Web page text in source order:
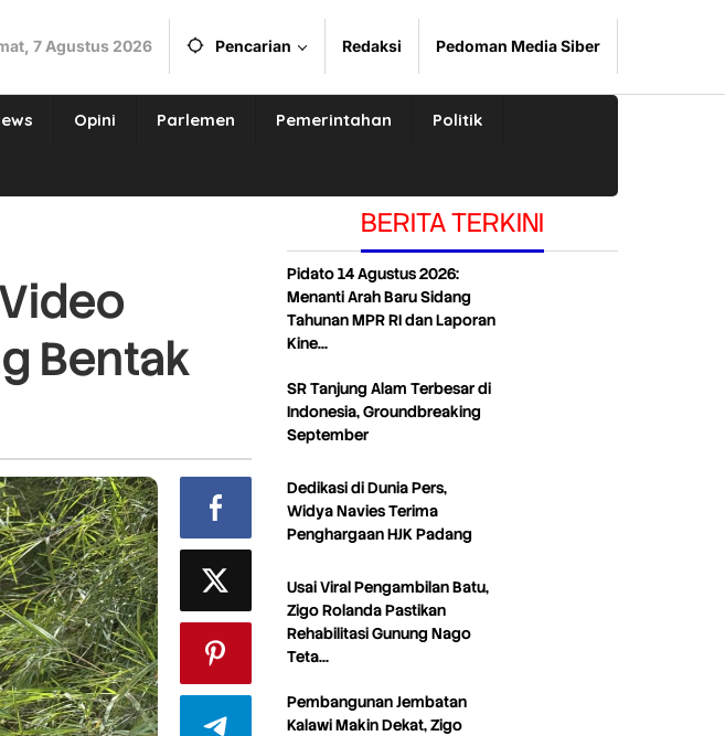
7 Agustus 2026 Pencarian Redaksi Pedoman Media Siber
Opini Parlemen Pemerintahan Politik
Bentak
BERITA TERKINI
Pidato 14 Agustus 2026:
Menanti Arah Baru Sidang
Tahunan MPR RI dan Laporan
Kine…
SR Tanjung Alam Terbesar di
Indonesia, Groundbreaking
September
Dedikasi di Dunia Pers,
Widya Navies Terima
Penghargaan HJK Padang
Usai Viral Pengambilan Batu,
Zigo Rolanda Pastikan
Rehabilitasi Gunung Nago
Teta…
Pembangunan Jembatan
Kalawi Makin Dekat, Zigo